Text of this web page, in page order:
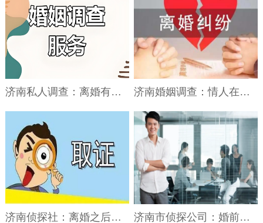
济南私人调查：离婚有出轨证据法院怎么判 济南婚姻调查：情人在闹离婚我要离开他吗
济南侦探社：离婚之后找前夫索取钱款要怎么做 济南市侦探公司：婚前证券账户里的财产该怎么分